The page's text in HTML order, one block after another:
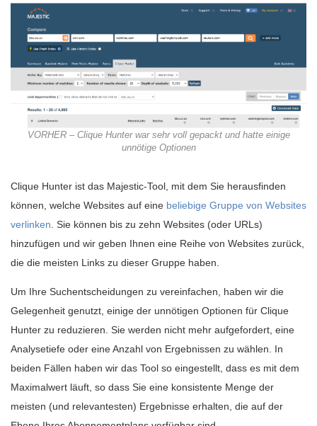
VORHER – Clique Hunter war sehr voll gepackt und hatte einige
unnötige Optionen
Clique Hunter ist das Majestic-Tool, mit dem Sie herausfinden
können, welche Websites auf eine beliebige Gruppe von Websites
verlinken. Sie können bis zu zehn Websites (oder URLs)
hinzufügen und wir geben Ihnen eine Reihe von Websites zurück,
die die meisten Links zu dieser Gruppe haben.
Um Ihre Suchentscheidungen zu vereinfachen, haben wir die
Gelegenheit genutzt, einige der unnötigen Optionen für Clique
Hunter zu reduzieren. Sie werden nicht mehr aufgefordert, eine
Analysetiefe oder eine Anzahl von Ergebnissen zu wählen. In
beiden Fällen haben wir das Tool so eingestellt, dass es mit dem
Maximalwert läuft, so dass Sie eine konsistente Menge der
meisten (und relevantesten) Ergebnisse erhalten, die auf der